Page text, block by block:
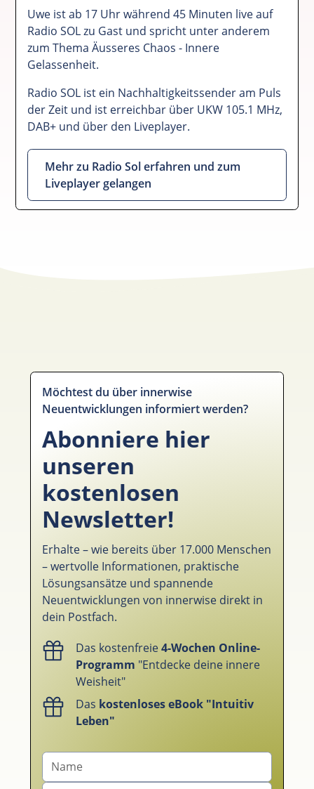
Uwe ist ab 17 Uhr während 45 Minuten live auf
Radio SOL zu Gast und spricht unter anderem
zum Thema Äusseres Chaos - Innere
Gelassenheit.
Radio SOL ist ein Nachhaltigkeitssender am Puls
der Zeit und ist erreichbar über UKW 105.1 MHz,
DAB+ und über den Liveplayer.
Mehr zu Radio Sol erfahren und zum
Liveplayer gelangen
Möchtest du über innerwise
Neuentwicklungen informiert werden?
Abonniere hier
unseren
kostenlosen
Newsletter!
Erhalte – wie bereits über 17.000 Menschen
– wertvolle Informationen, praktische
Lösungsansätze und spannende
Neuentwicklungen von innerwise direkt in
dein Postfach.
Das kostenfreie4-Wochen Online-
Programm "Entdecke deine innere
Weisheit"
Das kostenloses eBook "Intuitiv
Leben"